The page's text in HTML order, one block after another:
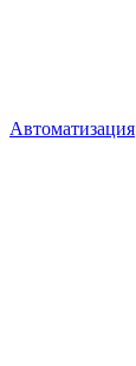
Автоматизация